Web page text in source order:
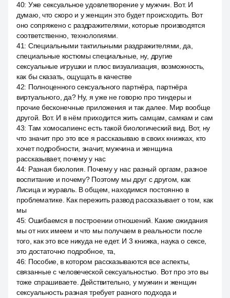
40: Уже сексуальное удовлетворение у мужчин. Вот. И
думаю, что скоро и у женщин это будет происходить. Вот
оно сопряжено с раздражителями, которые производятся
соответственно, технологиями.
41: Специальными тактильными раздражителями, да,
специальные костюмы специальные, ну, другие
сексуальные игрушки и плюс визуализация, возможность,
как бы сказать, ощущать в качестве
42: Полноценного сексуального партнёра, партнёра
виртуального, да? Ну, я уже не говорю про тиндеры и
прочие бесконечные приложения и так далее. Мир вообще
другой. Вот. И в нём приходится жить самцам, самкам и сам
43: Там хомосапиенс есть такой биологический вид. Вот, ну
что значит про это все я рассказываю в своих книжках, кто
хочет подробности, значит, мужчина и женщина
рассказывает, почему у нас
44: Разная биология. Почему у нас разный оргазм, разное
воспитание и почему? Поэтому мы друг с другом, как
Лисица и журавль. В общем, находимся постоянно в
проблематике. Как пережить развод рассказывает о том, как
мы
45: Ошибаемся в построении отношений. Какие ожидания
мы от них имеем и что мы получаем в реальности после
того, как это все никуда не едет. И 3 книжка, наука о сексе,
это достаточно подробное, та,
46: Пособие, в котором рассказываются все аспекты,
связанные с человеческой сексуальностью. Вот про это вы
тоже спрашиваете. Действительно, у мужчин и женщин
сексуальность разная требует разного подхода и